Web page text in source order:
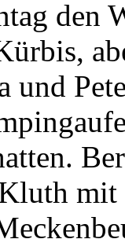
den
und
mit